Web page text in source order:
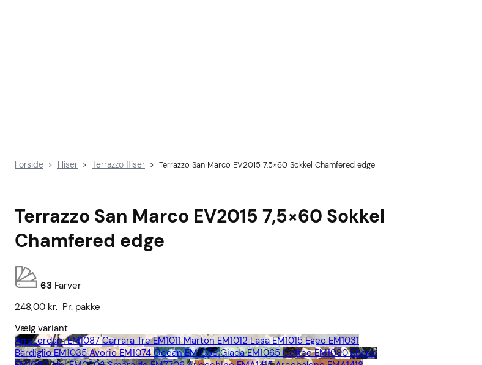
Forside > Fliser > Terrazzo fliser > Terrazzo San Marco EV2015 7,5×60 Sokkel Chamfered edge
Terrazzo San Marco EV2015 7,5×60 Sokkel
Chamfered edge
63 Farver
248,00 kr. Pr. pakke
Vælg variant
Amsterdam EM1087 Carrara Tre EM1011 Marton EM1012 Lasa EM1015 Egeo EM1031
Bardiglio EM1035 Avorio EM1074 Ocean EM1058 Giada EM1065 Coffee EM1080 Ebano